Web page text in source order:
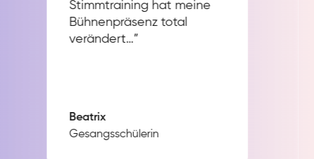
Stimmtraining hat meine
Bühnenpräsenz total
verändert…”
Beatrix
Gesangsschülerin